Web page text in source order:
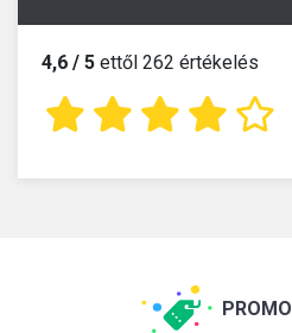
4,6 / 5 ettől 262 értékelés
PROMO